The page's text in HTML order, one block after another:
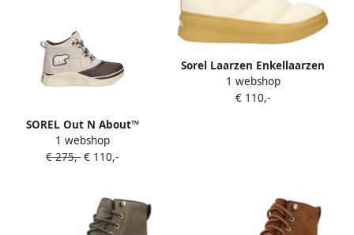
SOREL Out N About™
enkellaarzen met logo-
applicatie Beige
1 webshop
€ 275,- € 110,-
Sorel Laarzen Enkellaarzen
1 webshop
€ 110,-